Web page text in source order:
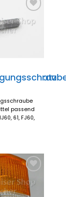
Zum
Merkzettel
hinzufügen
passend
61, FJ60,
Zum
Merkzettel
hinzufügen